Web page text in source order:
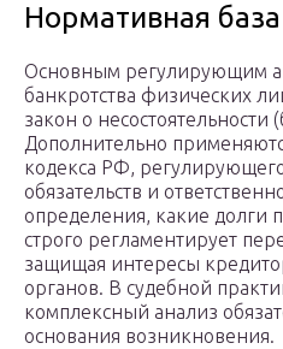
Нормативная база
Основным регулирующим
банкротства физических
закон о несостоятельности
Дополнительно
кодекса РФ,
обязательств и
определения, какие долги
строго регламентирует
защищая интересы
органов. В судебной
комплексный анализ
основания возникновения.